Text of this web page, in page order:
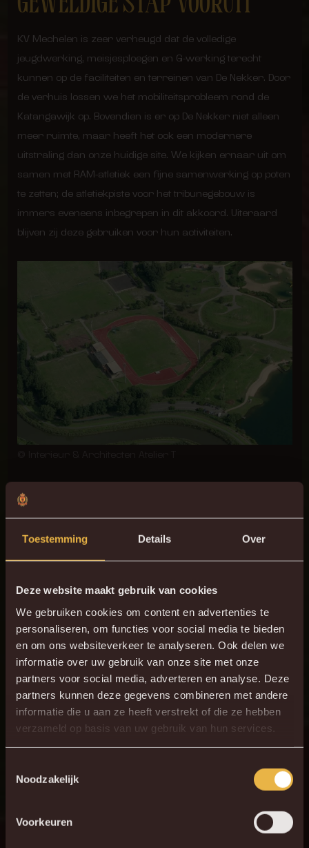
Toestemming Details Over
Deze website maakt gebruik van cookies
We gebruiken cookies om content en advertenties te
personaliseren, om functies voor social media te bieden
en om ons websiteverkeer te analyseren. Ook delen we
informatie over uw gebruik van onze site met onze
partners voor social media, adverteren en analyse. Deze
partners kunnen deze gegevens combineren met andere
informatie die u aan ze heeft verstrekt of die ze hebben
verzameld op basis van uw gebruik van hun services.
Noodzakelijk
Voorkeuren
KV Mechelen is zeer verheugd dat de volledige
jeugdwerking, meisjesploegen en G-werking terecht
kunnen op de faciliteiten en terreinen van De Nekker. Door
de verhuis lossen we het mobiliteitsprobleem rond de
Katangawijk op. Bovendien is er op De Nekker niet alleen
meer ruimte, maar heeft het ook een modernere
uitstraling dan onze huidige site. We kijken ernaar uit om
samen met RAM-atletiek een fijne samenwerking op poten
te zetten; de atletiekpiste voor het tribunegebouw is
immers eveneens inbegrepen in dit akkoord. Uiteraard
blijven zij deze gebruiken voor hun activiteiten.
“We willen de stad Mechelen en de Provincie Antwerpen
droom die eindelijk in vervulling gaat,” vertelt KVM CEO
een grote stap voor de verdere opwaardering &
professionalisering van onze jeugdwerking. Op de
terreinen van De Nekker zullen nog enkele nodige
investeringen gebeuren om hier een optimale jeugdsite uit
te bouwen.”
LIERSESTEENWEG WORDT
BASECAMP
KV Mechelen zal de site op de Liersesteenweg die vrijkomt,
inrichten als basecamp voor de A-ploeg. “Ook daar gaan
we enkele belangrijke investeringen doen. We kijken